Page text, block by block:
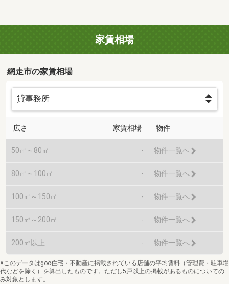
家賃相場
網走市の家賃相場
広さ 家賃相場 物件
50㎡～80㎡ - 物件一覧へ
80㎡～100㎡ - 物件一覧へ
100㎡～150㎡ - 物件一覧へ
150㎡～200㎡ - 物件一覧へ
200㎡以上 - 物件一覧へ
※このデータはgoo住宅・不動産に掲載されている店舗の平均賃料（管理費・駐車場
代などを除く）を算出したものです。ただし5戸以上の掲載があるものについての
み対象とします。